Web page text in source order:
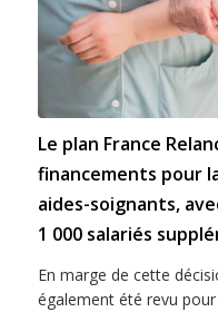
Le plan France
financements pour
aides-soignants,
1 000 salariés
En marge de cette
également été revu